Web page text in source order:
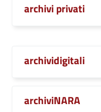
archivi privati
archividigitali
archiviNARA